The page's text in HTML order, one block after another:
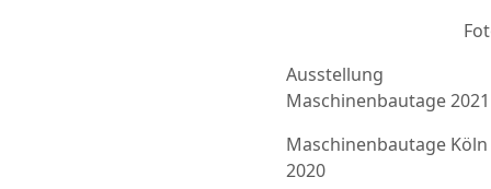
Ausstellung
Maschinenbautage 2021
Maschinenbautage Köln
2020